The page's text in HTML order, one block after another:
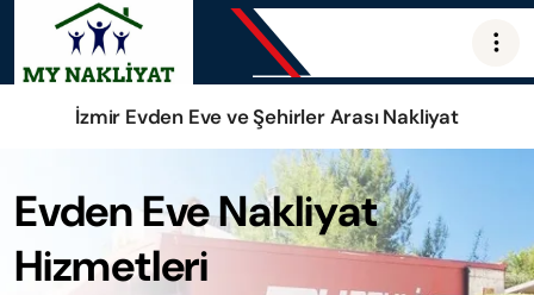
İzmir Evden Eve ve Şehirler Arası Nakliyat
Evden Eve Nakliyat
Hizmetleri